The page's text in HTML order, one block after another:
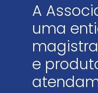
A
uma
e